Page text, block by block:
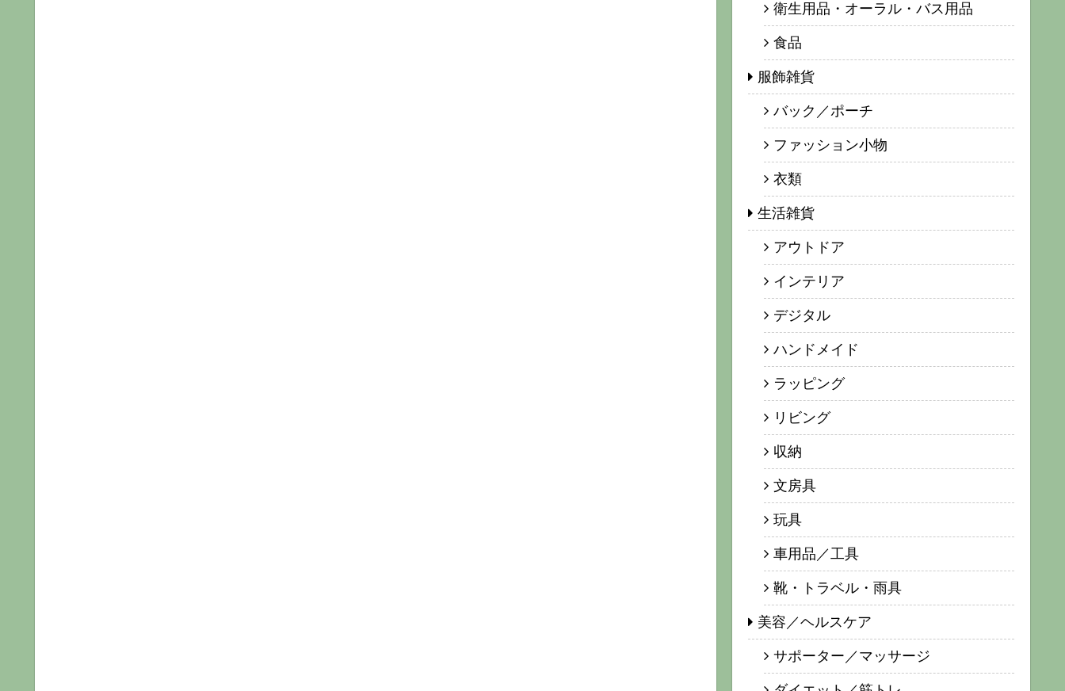
衛生用品・オーラル・バス用品
食品
服飾雑貨
バック／ポーチ
ファッション小物
衣類
生活雑貨
アウトドア
インテリア
デジタル
ハンドメイド
ラッピング
リビング
収納
文房具
玩具
車用品／工具
靴・トラベル・雨具
美容／ヘルスケア
サポーター／マッサージ